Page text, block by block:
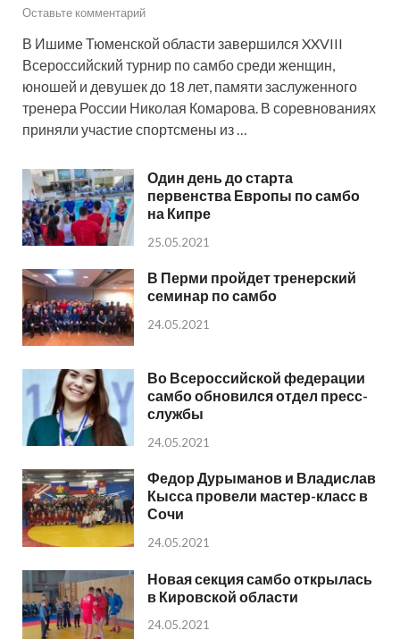
Оставьте комментарий
В Ишиме Тюменской области завершился XXVIII
Всероссийский турнир по самбо среди женщин,
юношей и девушек до 18 лет, памяти заслуженного
тренера России Николая Комарова. В соревнованиях
приняли участие спортсмены из …
Один день до старта
первенства Европы по самбо
на Кипре
25.05.2021
В Перми пройдет тренерский
семинар по самбо
24.05.2021
Во Всероссийской федерации
самбо обновился отдел пресс-
службы
24.05.2021
Федор Дурыманов и Владислав
Кысса провели мастер-класс в
Сочи
24.05.2021
Новая секция самбо открылась
в Кировской области
24.05.2021